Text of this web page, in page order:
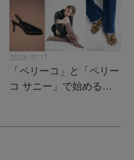
2026.07.17
「ペリーコ」と「ペリー
コ サニー」で始める秋